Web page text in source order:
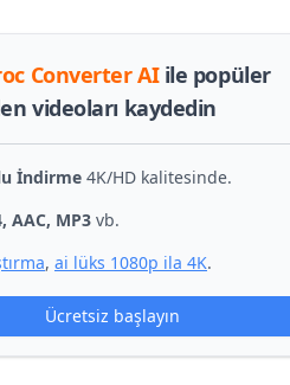
Converter AIile popüler
videoları kaydedin
İndirme 4K/HD kalitesinde.
AAC, MP3 vb.
, ai lüks 1080p ila 4K.
Ücretsiz başlayın